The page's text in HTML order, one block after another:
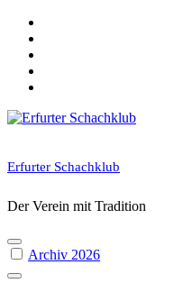
Skip
content
Erfurter Schachklub
Der Verein mit Tradition
Archiv 2026